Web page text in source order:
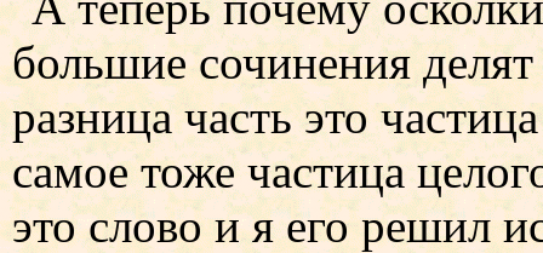
большие сочинения делят
разница часть это
самое тоже частица
это слово и я его решил